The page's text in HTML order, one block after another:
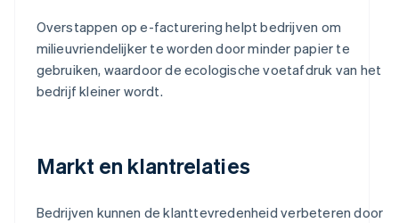
Overstappen op e-facturering helpt bedrijven om
milieuvriendelijker te worden door minder papier te
gebruiken, waardoor de ecologische voetafdruk van het
bedrijf kleiner wordt.
Markt en klantrelaties
Bedrijven kunnen de klanttevredenheid verbeteren door